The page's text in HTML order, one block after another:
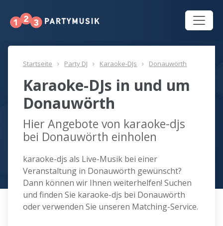
Startseite Party DJ Karaoke-DJs Donauwörth
Karaoke-DJs in und um
Donauwörth
Hier Angebote von karaoke-djs
bei Donauwörth einholen
karaoke-djs als Live-Musik bei einer
Veranstaltung in Donauwörth gewünscht?
Dann können wir Ihnen weiterhelfen! Suchen
und finden Sie karaoke-djs bei Donauwörth
oder verwenden Sie unseren Matching-Service.